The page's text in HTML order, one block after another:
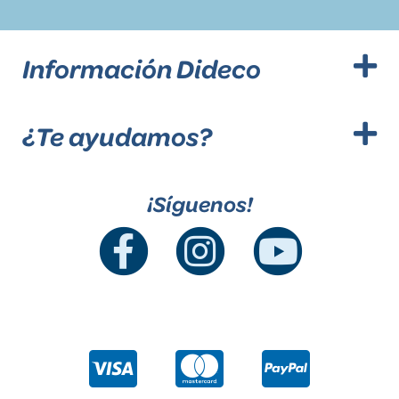
Información Dideco
¿Te ayudamos?
¡Síguenos!